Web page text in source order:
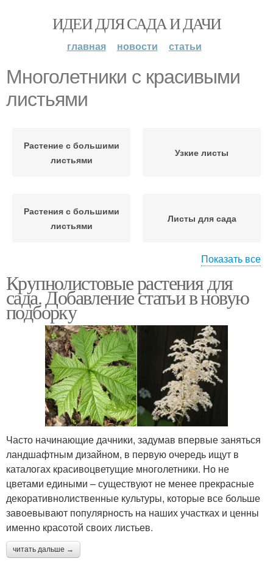
ИДЕИ ДЛЯ САДА И ДАЧИ
главная новости статьи
Многолетники с красивыми
листьями
Растение с большими
листьями
Узкие листы
Растения с большими
листьями
Листы для сада
многолетники
листьями
Высокорослые
многолетники
Высокие многолетники
Растения с пестрыми
листьями
Зеленые листы
Клумбы из
многолетников
Подходящий
многолетник
Многолетники с
цветными листьями
Показать все
Крупнолистовые растения для
сада. Добавление статьи в новую
подборку
Часто начинающие дачники, задумав впервые заняться
ландшафтным дизайном, в первую очередь ищут в
каталогах красивоцветущие многолетники. Но не
цветами едиными – существуют не менее прекрасные
декоративнолиственные культуры, которые все больше
завоевывают популярность на наших участках и ценны
именно красотой своих листьев.
читать дальше →